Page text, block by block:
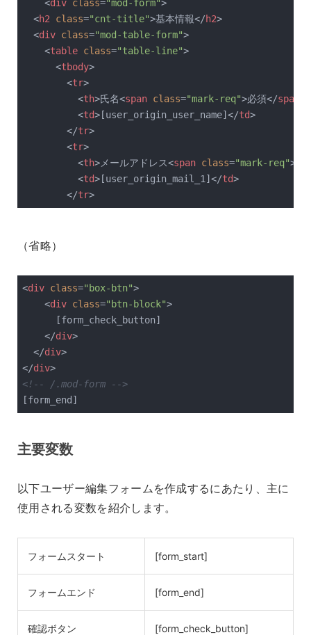
<div class="mod-form">
<h2 class="cnt-title">基本情報</h2>
<div class="mod-table-form">
<table class="table-line">
<tbody>
<tr>
<th>氏名<span class="mark-req">必須</span
<td> [user_origin_user_name] </td>
</tr>
<tr>
<th>メールアドレス<span class="mark-req">
<td> [user_origin_mail_1] </td>
</tr>
（省略）
<div class="box-btn">
<div class="btn-block">
      [form_check_button]
</div>
</div>
</div>
<!-- /.mod-form -->
[form_end]
主要変数
以下ユーザー編集フォームを作成するにあたり、主に
使用される変数を紹介します。
フォームスタート [form_start]
フォームエンド [form_end]
確認ボタン [form_check_button]